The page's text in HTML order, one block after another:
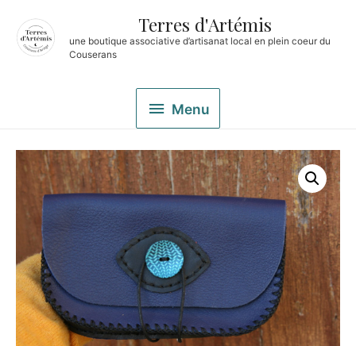
Terres d'Artémis
une boutique associative d’artisanat local en plein coeur du
Couserans
Menu